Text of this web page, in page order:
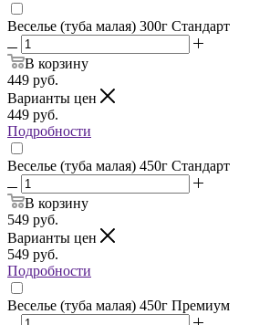
Веселье (туба малая) 300г Стандарт
В корзину
449 руб.
Варианты цен
449 руб.
Подробности
Веселье (туба малая) 450г Стандарт
В корзину
549 руб.
Варианты цен
549 руб.
Подробности
Веселье (туба малая) 450г Премиум